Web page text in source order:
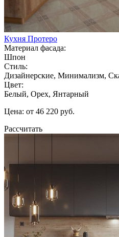
Кухня Протеро
Материал фасада:
Шпон
Стиль:
Дизайнерские, Минимализм,
Цвет:
Белый, Орех, Янтарный
Цена: от 46 220 руб.
Рассчитать